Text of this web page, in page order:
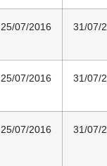
25/07/2016 31/07/
25/07/2016 31/07/
25/07/2016 31/07/